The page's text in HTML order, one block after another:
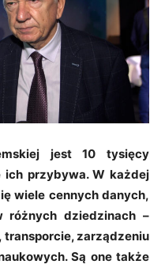
jest 10 tysięcy
przybywa. W każdej
wiele cennych danych,
różnych dziedzinach –
zarządzeniu
Są one także